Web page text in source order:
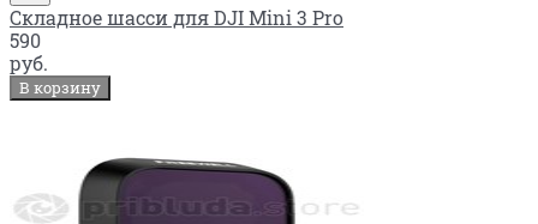
Складное шасси для DJI Mini 3 Pro
590
руб.
В корзину